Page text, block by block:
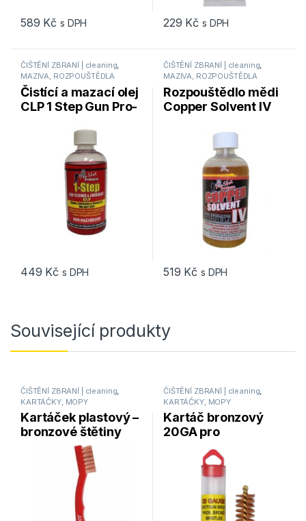
589 Kč s DPH 229 Kč s DPH
ČIŠTĚNÍ ZBRANÍ | cleaning,
MAZIVA, ROZPOUŠTĚDLA
Čistící a mazací olej
CLP 1 Step Gun Pro-
449 Kč s DPH
ČIŠTĚNÍ ZBRANÍ | cleaning,
MAZIVA, ROZPOUŠTĚDLA
Rozpouštědlo mědi
Copper Solvent IV
519 Kč s DPH
Související produkty
ČIŠTĚNÍ ZBRANÍ | cleaning,
KARTÁČKY, MOPY
Kartáček plastový –
bronzové štětiny
Pro-Shot Products
ČIŠTĚNÍ ZBRANÍ | cleaning,
KARTÁČKY, MOPY
Kartáč bronzový
20GA pro
brokovnice –
ProShot Products